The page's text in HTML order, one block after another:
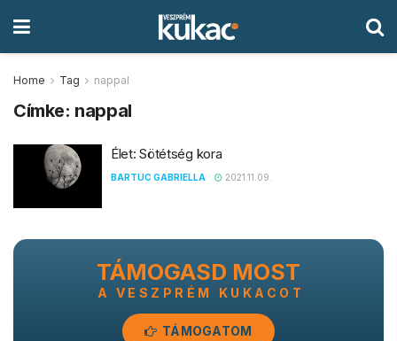
Home Tag nappal
Címke: nappal
Élet: Sötétség kora
BARTUC GABRIELLA 2021.11.09.
TÁMOGASD MOST
A VESZPRÉM KUKACOT
TÁMOGATOM